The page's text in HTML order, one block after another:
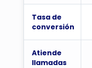
Tasa de
conversión
Atiende
llamadas